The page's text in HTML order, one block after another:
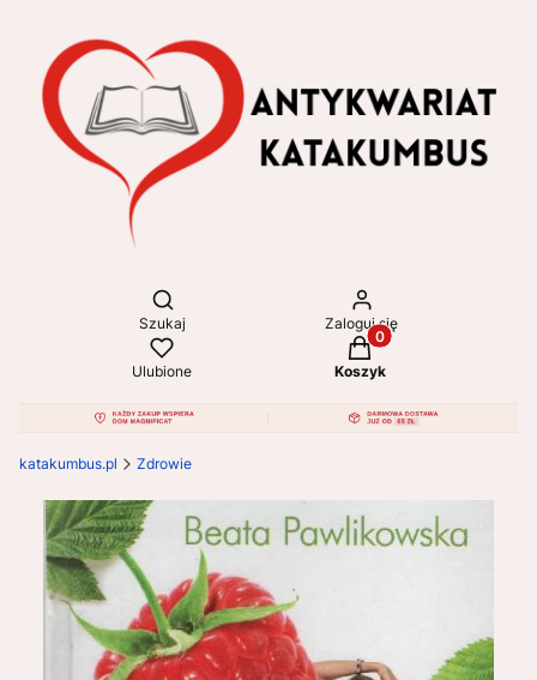
Otwórz wyszukiwarkę
Szukaj Zaloguj się
Ulubione
Produkty w koszyku:
Koszyk
katakumbus.pl Zdrowie